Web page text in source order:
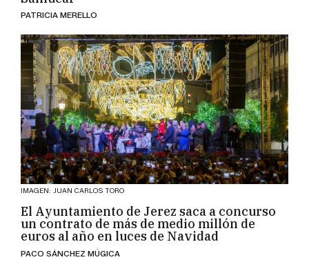
IMAGEN: JUAN CARLOS TORO
El Ayuntamiento de Jerez saca a concurso
un contrato de más de medio millón de
euros al año en luces de Navidad